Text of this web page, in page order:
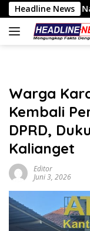
Langsung
ke
konten
Headline News
Khan Bersama
Warga
Kembali
DPRD,
Kalianget
Editor
Juni 3, 2026